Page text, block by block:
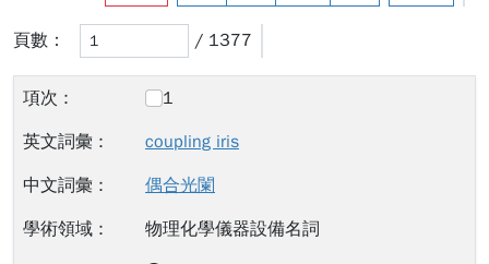
頁數： / 1377
1
coupling iris
偶合光闌
物理化學儀器設備名詞